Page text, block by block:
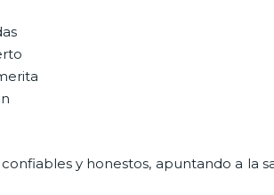
y honestos, apuntando a la